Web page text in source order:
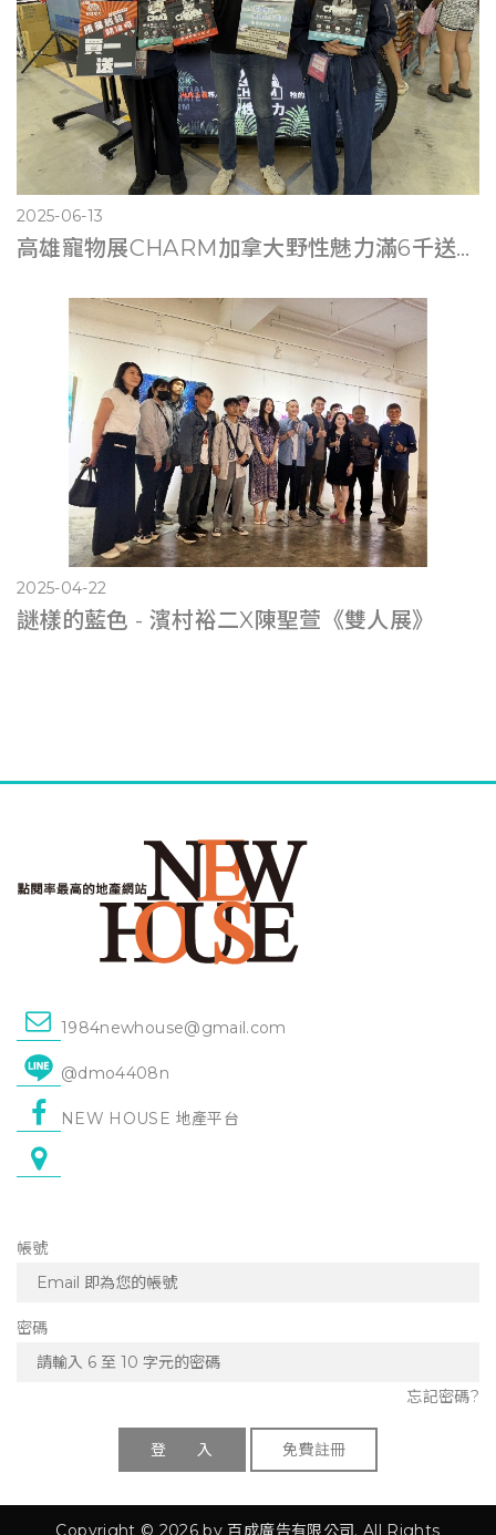
2025-06-13
高雄寵物展CHARM加拿大野性魅力滿6千送遊艇體驗
2025-04-22
謎樣的藍色 - 濱村裕二X陳聖萱《雙人展》
1984newhouse@gmail.com
@dmo4408n
NEW HOUSE 地產平台
帳號
密碼
忘記密碼?
登 入 免費註冊
Copyright © 2026 by 百成廣告有限公司. All Rights